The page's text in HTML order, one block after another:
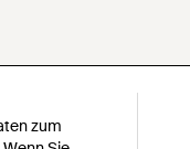
zum
zum